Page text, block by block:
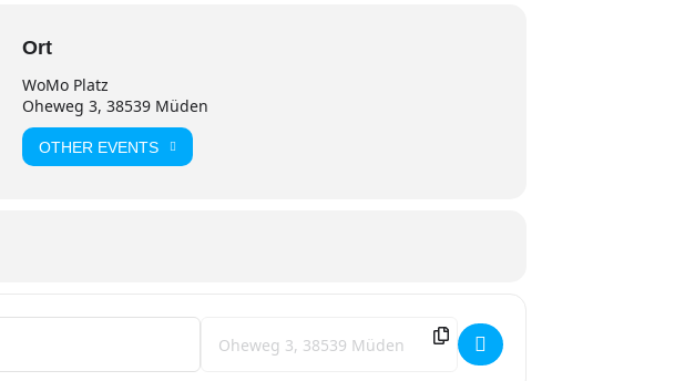
Ort
WoMo Platz
Oheweg 3, 38539 Müden
OTHER EVENTS
Destination Address - Kreativ auf Rädern 2026 [eD4FXmTVh]